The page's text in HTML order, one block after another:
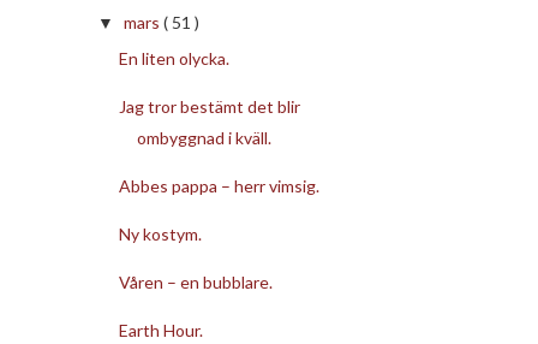
▼ mars ( 51 )
En liten olycka.
Jag tror bestämt det blir
ombyggnad i kväll.
Abbes pappa – herr vimsig.
Ny kostym.
Våren – en bubblare.
Earth Hour.